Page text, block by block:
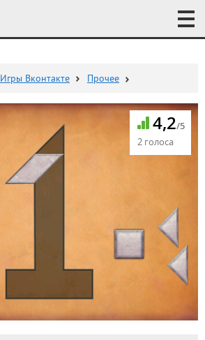
Игры Вконтакте
Прочее
4,2/5
2 голоса